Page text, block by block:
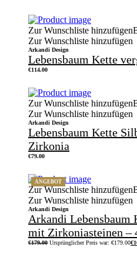
Zur Wunschliste hinzufügen
Zur Wunschliste hinzufügen
Arkandi Design
Lebensbaum Kette
€114.00
Zur Wunschliste hinzufügen
Zur Wunschliste hinzufügen
Arkandi Design
Lebensbaum Kette
Zirkonia
€79.00
ANGEBOT
Zur Wunschliste hinzufügen
Zur Wunschliste hinzufügen
Arkandi Design
Arkandi Lebensbaum
mit Zirkoniasteinen –
€179.00 Ursprünglicher Preis war: €179.00€